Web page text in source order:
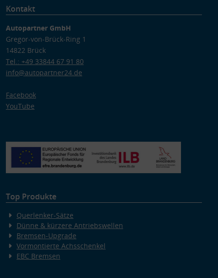
Kontakt
Autopartner GmbH
Gregor-von-Brück-Ring 1
14822 Brück
Tel.: +49 33844 67 91 80
info@autopartner24.de
Facebook
YouTube
Top Produkte
Querlenker-Sätze
Dünne & kürzere Antriebswellen
Bremsen-Upgrade
Vormontierte Achsschenkel
EBC Bremsen